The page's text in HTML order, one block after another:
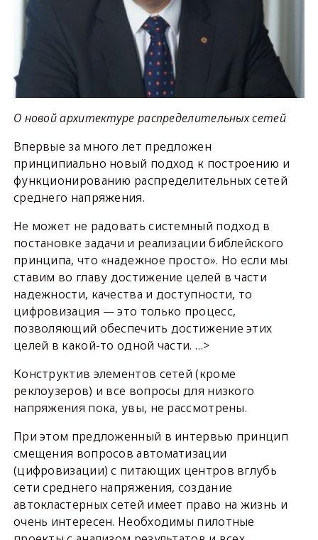
О новой архитектуре распределительных сетей
Впервые за много лет предложен
принципиально новый подход к построению и
функционированию распределительных сетей
среднего напряжения.
Не может не радовать системный подход в
постановке задачи и реализации библейского
принципа, что «надежное просто». Но если мы
ставим во главу достижение целей в части
надежности, качества и доступности, то
цифровизация — это только процесс,
позволяющий обеспечить достижение этих
целей в какой-то одной части. …>
Конструктив элементов сетей (кроме
реклоузеров) и все вопросы для низкого
напряжения пока, увы, не рассмотрены.
При этом предложенный в интервью принцип
смещения вопросов автоматизации
(цифровизации) с питающих центров вглубь
сети среднего напряжения, создание
автокластерных сетей имеет право на жизнь и
очень интересен. Необходимы пилотные